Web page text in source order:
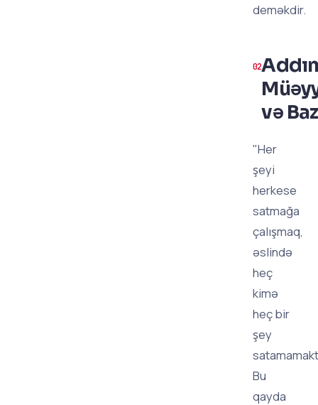
deməkdir.
və
"Her
şeyi
herkese
satmağa
çalışmaq,
əslində
heç
kimə
heç bir
şey
Bu
qayda